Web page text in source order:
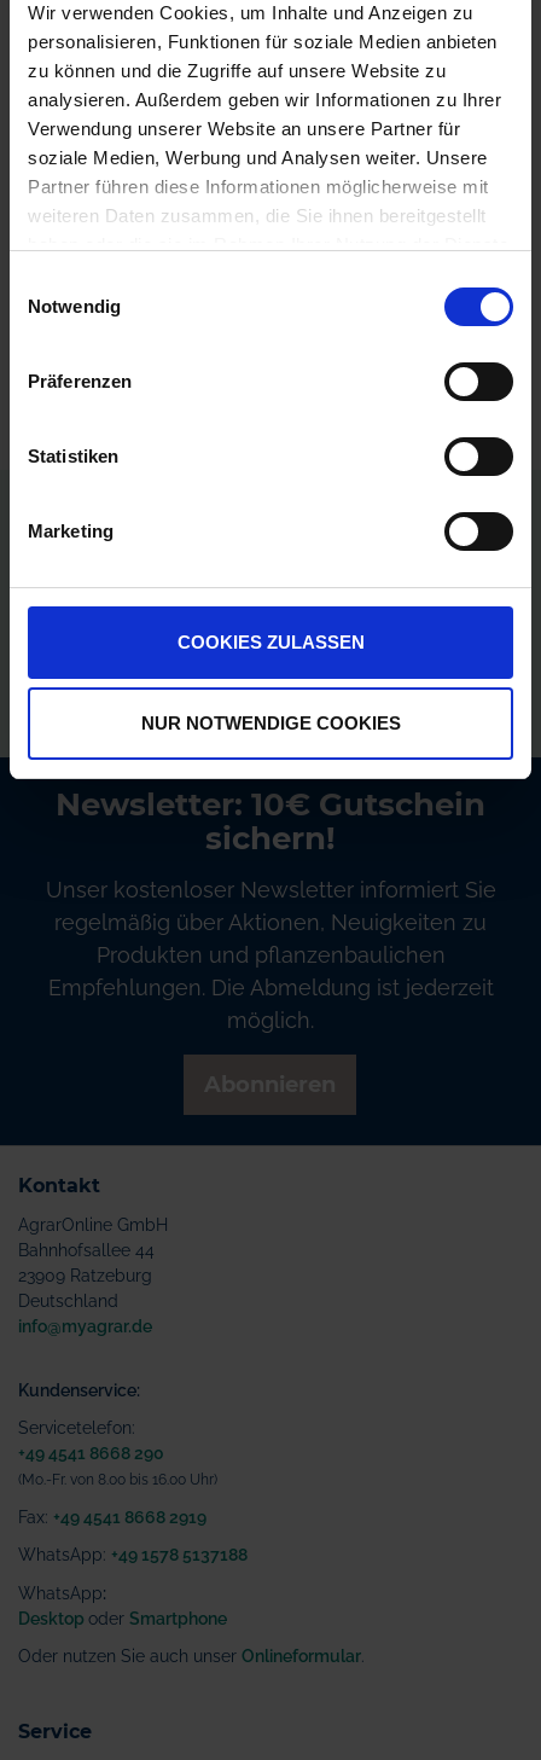
Wir verwenden Cookies, um Inhalte und Anzeigen zu
personalisieren, Funktionen für soziale Medien anbieten
zu können und die Zugriffe auf unsere Website zu
analysieren. Außerdem geben wir Informationen zu Ihrer
Verwendung unserer Website an unsere Partner für
soziale Medien, Werbung und Analysen weiter. Unsere
Partner führen diese Informationen möglicherweise mit
weiteren Daten zusammen, die Sie ihnen bereitgestellt
Notwendig
Präferenzen
Statistiken
Marketing
COOKIES ZULASSEN
NUR NOTWENDIGE COOKIES
Phosphor gehört zu den Makronährstoffen und ist essenziell
für das Pflanzenwachstum. Der Nährstoff ist ein Baustein der
Zellmembran, außerdem ist Phosphor wichtig für den
Energietransport und die Eiweißsynthese.Phosphor kann
zum Beispiel in Mehrnährstoffdüngern zusammen mit
Stickstoff und Kalium sowie Bor, Kupfer und Mangan
ausgebracht werden.
Erstklassiger Kundenservice
Bezahlung auf Rechnung
Newsletter: 10€ Gutschein
sichern!
Unser kostenloser Newsletter informiert Sie
regelmäßig über Aktionen, Neuigkeiten zu
Produkten und pflanzenbaulichen
Empfehlungen. Die Abmeldung ist jederzeit
möglich.
Kontakt
AgrarOnline GmbH
Bahnhofsallee 44
23909 Ratzeburg
Deutschland
info@myagrar.de
Kundenservice:
Servicetelefon:
+49 4541 8668 290
(Mo.-Fr. von 8.00 bis 16.00 Uhr)
Fax: +49 4541 8668 2919
WhatsApp: +49 1578 5137188
WhatsApp:
Desktop oder Smartphone
Oder nutzen Sie auch unser Onlineformular
Service